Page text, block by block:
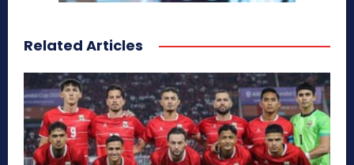
Related Articles